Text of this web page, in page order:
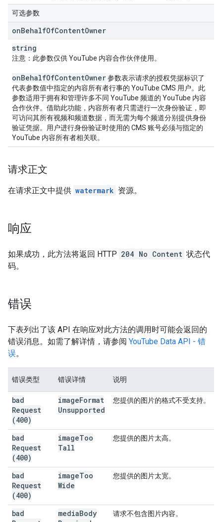
可选参数
onBehalfOfContentOwner
string
注意 ：此参数仅供 YouTube 内容合作伙伴使用。
onBehalfOfContentOwner参数表示请求的授权凭据标识了
代表参数值中指定的内容所有者行事的 YouTube CMS 用户。此
参数适用于拥有和管理许多不同 YouTube 频道的 YouTube 内容
合作伙伴。借助此功能，内容所有者只需进行一次身份验证，即
可访问其所有视频和频道数据，而无需为每个频道分别提供身份
验证凭据。用户进行身份验证时使用的 CMS 账号必须与指定的
YouTube 内容所有者相关联。
请求正文
在请求正文中提供 watermark 资源。
响应
如果成功，此方法将返回 HTTP 204 No Content 状态代
码。
错误
下表列出了该 API 在响应对此方法的调用时可能会返回的
错误消息。如需了解详情，请参阅 YouTube Data API - 错
误。
错误类型 错误详情 说明
bad
Request
(400)
imageFormat
Unsupported
您提供的图片的格式不受支持。
bad
Request
(400)
imageToo
Tall
您提供的图片太高。
bad
Request
(400)
imageToo
Wide
您提供的图片太宽。
bad
mediaBody
请求不包含图片内容。